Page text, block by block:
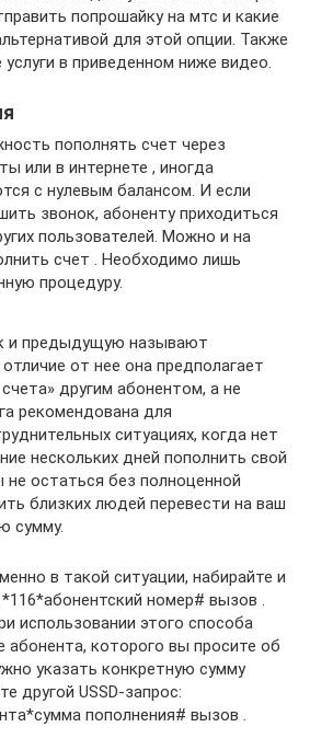
попрошайку на мтс и какие
для этой опции. Также
в приведенном ниже видео.
пополнять счет через
или в интернете , иногда
с нулевым балансом. И если
звонок, абоненту приходиться
пользователей. Можно и на
счет . Необходимо лишь
процедуру.
и предыдущую называют
от нее она предполагает
другим абонентом, а не
рекомендована для
ситуациях, когда нет
нескольких дней пополнить свой
остаться без полноценной
близких людей перевести на ваш
сумму.
в такой ситуации, набирайте и
номер# вызов .
использовании этого способа
абонента, которого вы просите об
указать конкретную сумму
другой USSD-запрос:
пополнения# вызов .